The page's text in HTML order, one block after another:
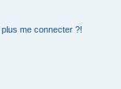
me connecter ?!